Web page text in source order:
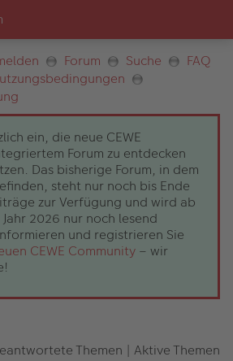
Forum Suche
FAQ
ein, die neue CEWE
Forum zu entdecken
Das bisherige Forum, in dem
steht nur noch bis Ende
zur Verfügung und wird ab
2026 nur noch lesend
und registrieren Sie
CEWE Community – wir
Themen | Aktive Themen